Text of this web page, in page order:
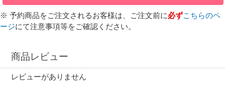
※ 予約商品をご注文されるお客様は、ご注文前に必ずこちらのペ
ージにて注意事項等をご確認ください。
商品レビュー
レビューがありません